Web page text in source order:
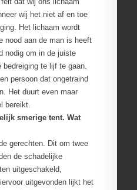
wij het niet af en toe
Het lichaam wordt
nood aan de man is heeft
nodig om in de juiste
te lijf te gaan.
persoon dat ongetraind
Het duurt even maar
bereikt.
smerige tent. Wat
gerechten. Dit om twee
de schadelijke
uitgeschakeld,
uitgevonden lijkt het